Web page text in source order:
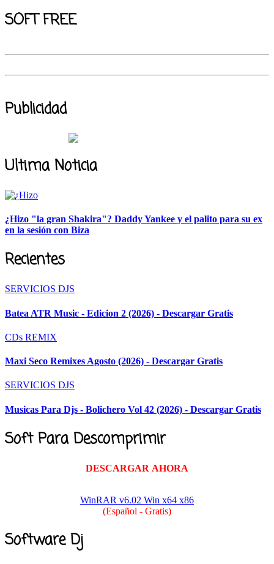
SOFT FREE
Publicidad
Ultima Noticia
¿Hizo "la gran Shakira"? Daddy Yankee y el palito para su ex
en la sesión con Biza
Recientes
SERVICIOS DJS
Batea ATR Music - Edicion 2 (2026) - Descargar Gratis
CDs REMIX
Maxi Seco Remixes Agosto (2026) - Descargar Gratis
SERVICIOS DJS
Musicas Para Djs - Bolichero Vol 42 (2026) - Descargar Gratis
Soft Para Descomprimir
DESCARGAR AHORA
WinRAR v6.02 Win x64 x86
(Español - Gratis)
Software Dj